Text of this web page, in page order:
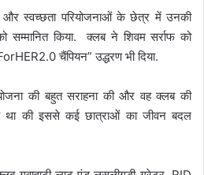
और स्वच्छता परियोजनाओं के छेत्र में उनकी
सम्मानित किया. क्लब ने शिवम सर्राफ को
चैंपियन” उद्धरण भी दिया.
की बहुत सराहना की और वह क्लब की
था की इससे कई छात्राओं का जीवन बदल